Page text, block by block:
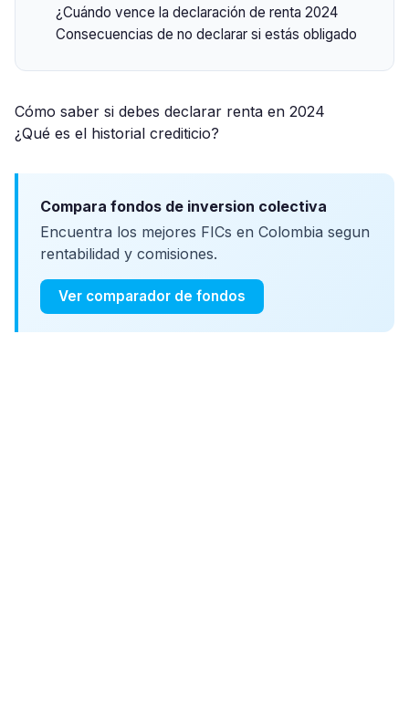
¿Cuándo vence la declaración de renta 2024
Consecuencias de no declarar si estás obligado
Cómo saber si debes declarar renta en 2024
¿Qué es el historial crediticio?
Compara fondos de inversion colectiva
Encuentra los mejores FICs en Colombia segun
rentabilidad y comisiones.
Ver comparador de fondos